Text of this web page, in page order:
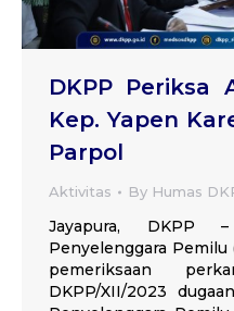
DKPP Periksa
Kep. Yapen
Parpol
Aktivitas By Humas
Jayapura, DKPP
Penyelenggara Pemilu
pemeriksaan
DKPP/XII/2023